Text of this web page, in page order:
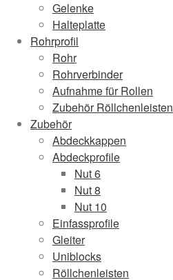
Gelenke
Halteplatte
Rohrprofil
Rohr
Rohrverbinder
Aufnahme für Rollen
Zubehör Röllchenleisten
Zubehör
Abdeckkappen
Abdeckprofile
Nut 6
Nut 8
Nut 10
Einfassprofile
Gleiter
Uniblocks
Röllchenleisten